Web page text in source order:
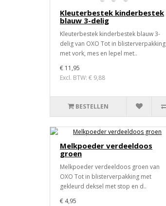
Kleuterbestek kinderbestek
blauw 3-delig
Kleuterbestek kinderbestek blauw 3-
delig van OXO Tot in blisterverpakking
met vork, mes en lepel met..
€ 11,95
Excl. BTW: € 9,88
BESTELLEN
Melkpoeder verdeeldoos
groen
Melkpoeder verdeeldoos groen van
OXO Tot in blisterverpakking met
gekleurd deksel met stop en d..
€ 4,95